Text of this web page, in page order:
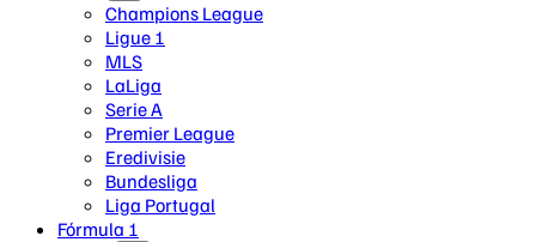
Champions League
Ligue 1
MLS
LaLiga
Serie A
Premier League
Eredivisie
Bundesliga
Liga Portugal
Fórmula 1